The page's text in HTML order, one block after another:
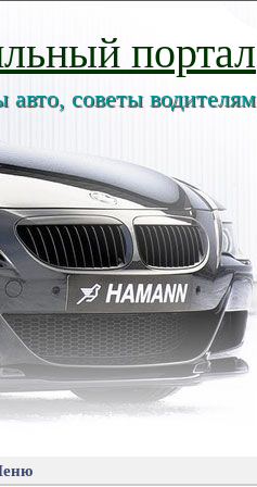
портал
советы водителям